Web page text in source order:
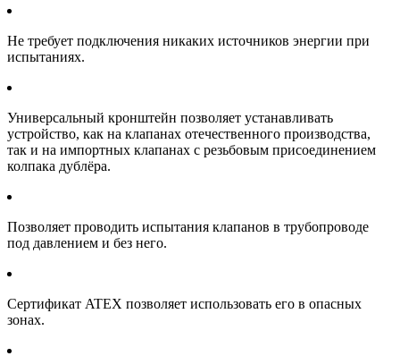
Не требует подключения никаких источников энергии при
испытаниях.
Универсальный кронштейн позволяет устанавливать
устройство, как на клапанах отечественного производства,
так и на импортных клапанах с резьбовым присоединением
колпака дублёра.
Позволяет проводить испытания клапанов в трубопроводе
под давлением и без него.
Сертификат ATEX позволяет использовать его в опасных
зонах.